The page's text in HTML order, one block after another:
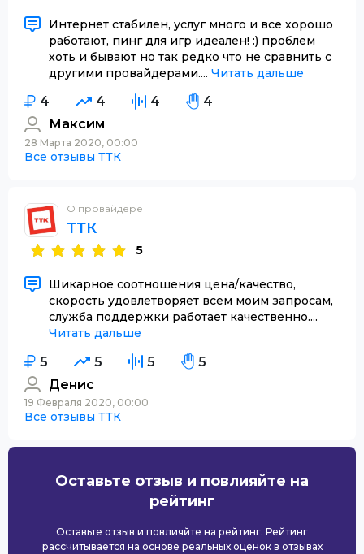
Интернет стабилен, услуг много и все хорошо
работают, пинг для игр идеален! :) проблем
хоть и бывают но так редко что не сравнить с
другими провайдерами.... Читать дальше
4 4 4
4
Максим
28 Марта 2020, 00:00
Все отзывы ТТК
О провайдере
ТТК
5
Шикарное соотношения цена/качество,
скорость удовлетворяет всем моим запросам,
служба поддержки работает качественно....
Читать дальше
5 5 5
5
Денис
19 Февраля 2020, 00:00
Все отзывы ТТК
Оставьте отзыв и повлияйте на
рейтинг
Оставьте отзыв и повлияйте на рейтинг. Рейтинг
рассчитывается на основе реальных оценок в отзывах